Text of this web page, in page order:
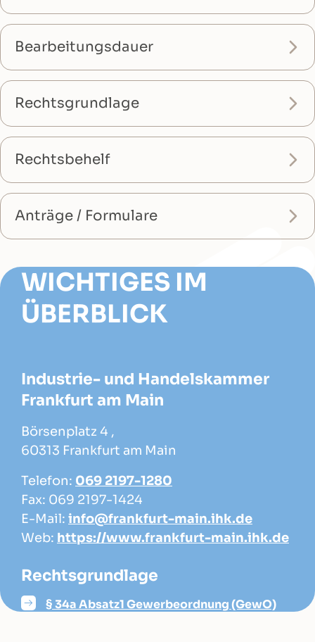
Bearbeitungsdauer
Rechtsgrundlage
Rechtsbehelf
Anträge / Formulare
WICHTIGES IM
ÜBERBLICK
Industrie- und Handelskammer
Frankfurt am Main
Börsenplatz 4 ,
60313 Frankfurt am Main
Telefon: 069 2197-1280
Fax: 069 2197-1424
E-Mail: info@frankfurt-main.ihk.de
Web: https://www.frankfurt-main.ihk.de
Rechtsgrundlage
§ 34a Absatz1 Gewerbeordnung (GewO)